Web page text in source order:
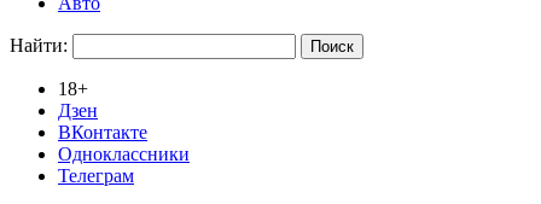
Найти:
18+
Дзен
ВКонтакте
Одноклассники
Телеграм